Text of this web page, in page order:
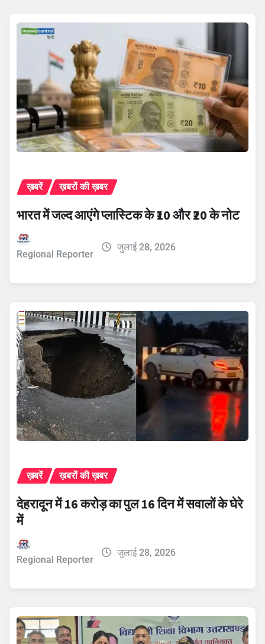
ख़बरें ख़बरों की ख़बर
भारत में जल्द आएंगे प्लास्टिक के ₹10 और ₹20 के नोट
Regional Reporter
जुलाई 28, 2026
ख़बरें ख़बरों की ख़बर
देहरादून में 16 करोड़ का पुल 16 दिन में सवालों के घेरे
में
Regional Reporter
जुलाई 28, 2026